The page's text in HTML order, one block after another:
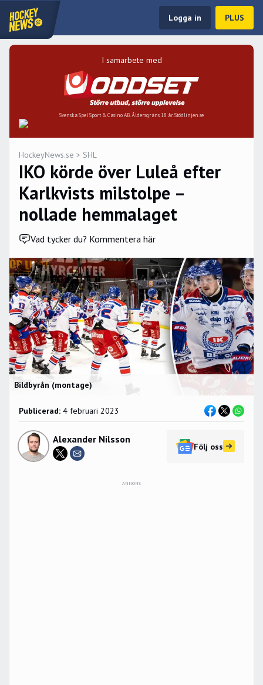
Logga in PLUS
I samarbete med
Svenska Spel Sport & Casino AB. Åldersgräns 18 år. Stödlinjen.se
HockeyNews.se > SHL
IKO körde över Luleå efter
Karlkvists milstolpe –
nollade hemmalaget
Vad tycker du? Kommentera här
Bildbyrån (montage)
Publicerad: 4 februari 2023
Alexander Nilsson
Följ oss
ANNONS